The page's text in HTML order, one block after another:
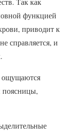
функцией
приводит к
справляется, и
ощущаются
поясницы,